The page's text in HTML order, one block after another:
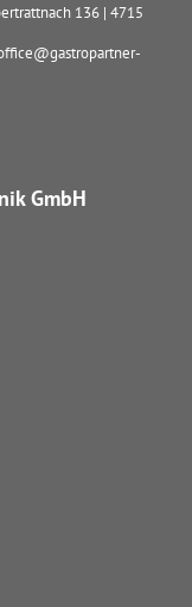
136 |4715
GmbH